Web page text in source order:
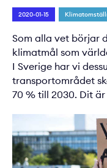
2020-01-15
Som alla vet börjar
klimatmål som
I Sverige har vi
transportområdet
70 % till 2030. Dit är